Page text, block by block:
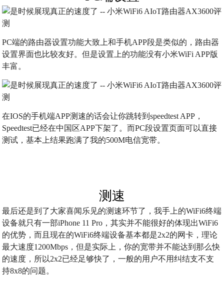
PC端的路由器设置功能大致上和手机APP段是类似的，路由器
设置界面也比较友好。但是设置上的功能没有小米WiFi APP版
丰富。
在IOS的手机端APP测速的话会让你跳转到speedtest APP，
Speedtest已经在中国区APP下架了。而PC段设置页面可以直接
测试，基本上结果跑满了我的500M电信宽带。
测速
最后还是到了大家喜闻乐见的测速环节了，我手上的WiFi6终端
设备就只有一部iPhone 11 Pro，其实并不能很好的体现出WiFi6
的优势，而且现在的WiFi6终端设备基本都是2x2的网卡，理论
最大速度1200Mbps，但是实际上，你的宽带并不能达到那么快
的速度，所以2x2已经足够快了，一般的用户不用纠结支不支
持8x8的问题。